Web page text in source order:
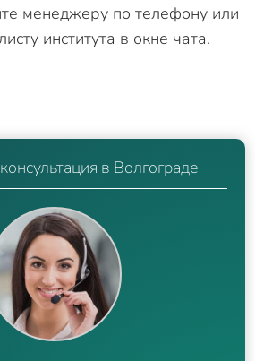
менеджеру по телефону или
института в окне чата.
в Волгограде